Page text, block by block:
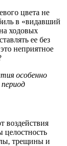
цвета не
в «видавший
ходовых
ее без
неприятное
особенно
воздействия
целостность
трещины и